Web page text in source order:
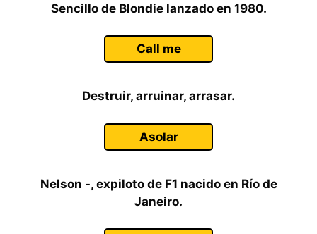
Sencillo de Blondie lanzado en 1980.
Call me
Destruir, arruinar, arrasar.
Asolar
Nelson -, expiloto de F1 nacido en Río de
Janeiro.